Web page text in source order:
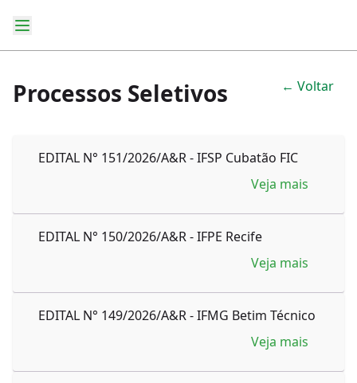
Processos Seletivos ← Voltar
EDITAL N° 151/2026/A&R - IFSP Cubatão FIC
Veja mais
EDITAL N° 150/2026/A&R - IFPE Recife
Veja mais
EDITAL N° 149/2026/A&R - IFMG Betim Técnico
Veja mais